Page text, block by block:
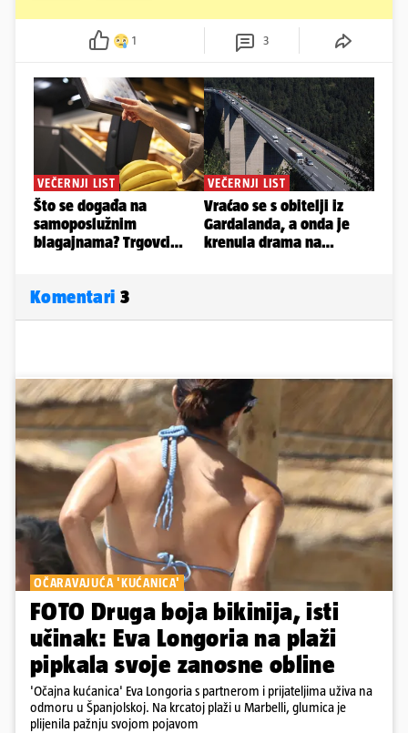
1 3
Komentari 3
OČARAVAJUĆA 'KUĆANICA'
FOTO Druga boja bikinija, isti
učinak: Eva Longoria na plaži
pipkala svoje zanosne obline
'Očajna kućanica' Eva Longoria s partnerom i prijateljima uživa na
odmoru u Španjolskoj. Na krcatoj plaži u Marbelli, glumica je
plijenila pažnju svojom pojavom